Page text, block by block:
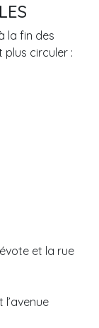
la fin des
circuler :
et la rue
l’avenue